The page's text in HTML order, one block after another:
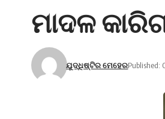
ମାଦଳ
ଯୁଦ୍ଧିଷ୍ଟିର ମେହେରPublished: